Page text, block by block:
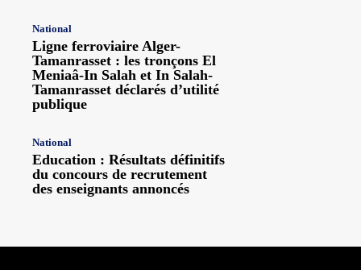
National
Ligne ferroviaire Alger-
Tamanrasset : les tronçons El
Meniaâ-In Salah et In Salah-
Tamanrasset déclarés d’utilité
publique
National
Education : Résultats définitifs
du concours de recrutement
des enseignants annoncés